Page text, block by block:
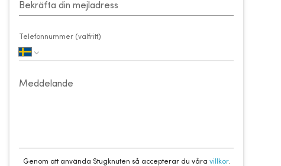
Bekräfta din mejladress
Telefonnummer (valfritt)
Meddelande
Genom att använda Stugknuten så accepterar du våra villkor.